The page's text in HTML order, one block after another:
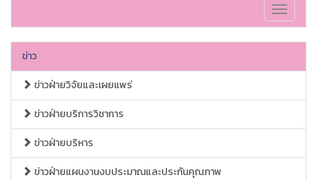
Toggle
ข่าว
ข่าวฝ่ายวิจัยและเผยแพร่
ข่าวฝ่ายบริการวิชาการ
ข่าวฝ่ายบริหาร
ข่าวฝ่ายแผนงานงบประมาณและประกันคุณภาพ